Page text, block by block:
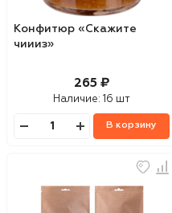
Конфитюр «Скажите
чиииз»
265 ₽
Наличие: 16 шт
В корзину